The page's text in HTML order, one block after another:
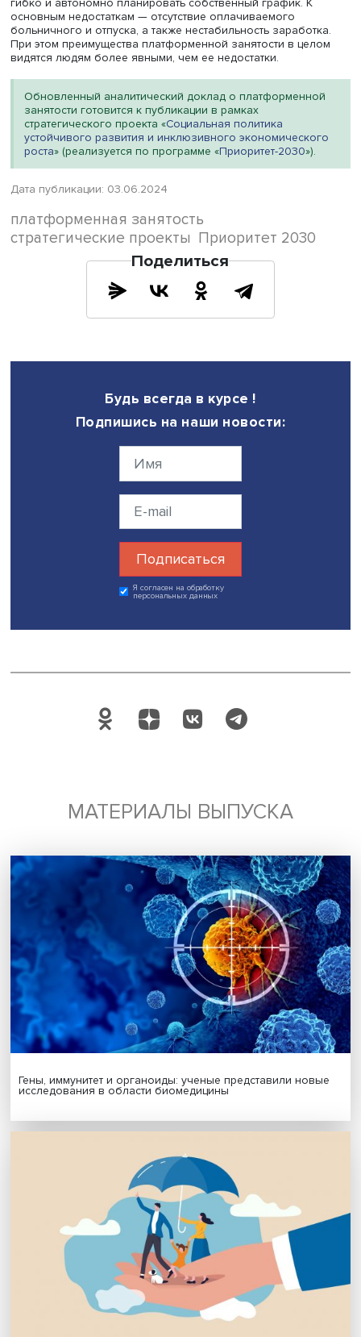
46% выбрали этот формат, потому что не могли найти
работы с подходящим графиком. Это опровергает
распространенные мифы о платформах как пылесосе,
вытягивающем с традиционного рынка труда столь
речь идет о том, что в отсутствие платформ такие люди
вообще не были бы заняты, либо работали бы
В структуре платформенных занятых, как показывают
нашего опроса 2024 года, 51,8% составляют
респонденты, не находящиеся на пенсии. Каждый пятый
(20,4%) платформенный работник — это пенсионер, а
это учащиеся и студенты. Вместе с тем результаты как
групповых дискуссий, которые Институт социальной
НИУ ВШЭ проводил в 2022 году, так и выборочных
2022 и 2024 годов свидетельствуют о том, что
ценной с точки зрения получения трудового дохода в
платформенная занятость оказывается для групп с
К основным преимуществам платформенной занятости
россияне относят расширение базы заказчиков за
гибко и автономно планировать собственный график. К
основным недостаткам — отсутствие оплачиваемого
больничного и отпуска, а также нестабильность
При этом преимущества платформенной занятости в
видятся людям более явными, чем ее недостатки.
Обновленный аналитический доклад о
занятости готовится к публикации в рамках
стратегического проекта «Социальная политика
стратегические проекты Приоритет
Будь всегда в курсе !
Подпишись на наши новости:
Подписаться
Я согласен на обработку
персональных данных